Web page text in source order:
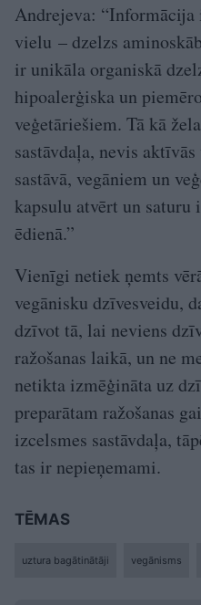
Andrejeva:
vielu – dzelzs
ir unikāla organiskā
hipoalerģiska un
veģetāriešiem. Tā kā
sastāvdaļa, nevis
sastāvā, vegāniem un
kapsulu atvērt un
ēdienā.”
Vienīgi netiek ņemts
vegānisku dzīvesveidu,
dzīvot tā, lai neviens
ražošanas laikā, un ne
netikta izmēģināta uz
preparātam ražošanas
izcelsmes sastāvdaļa,
tas ir nepieņemami.
TĒMAS
uztura bagātinātāji vegānisms